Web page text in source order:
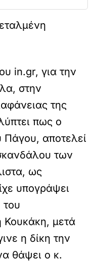
in.gr, για την
στην
της
πως ο
Πάγου, αποτελεί
των
ως
υπογράψει
μετά
η δίκη την
θάψει ο κ.